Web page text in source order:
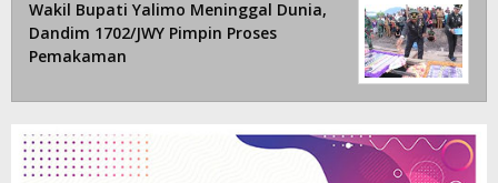
Wakil Bupati Yalimo Meninggal Dunia,
Dandim 1702/JWY Pimpin Proses
Pemakaman